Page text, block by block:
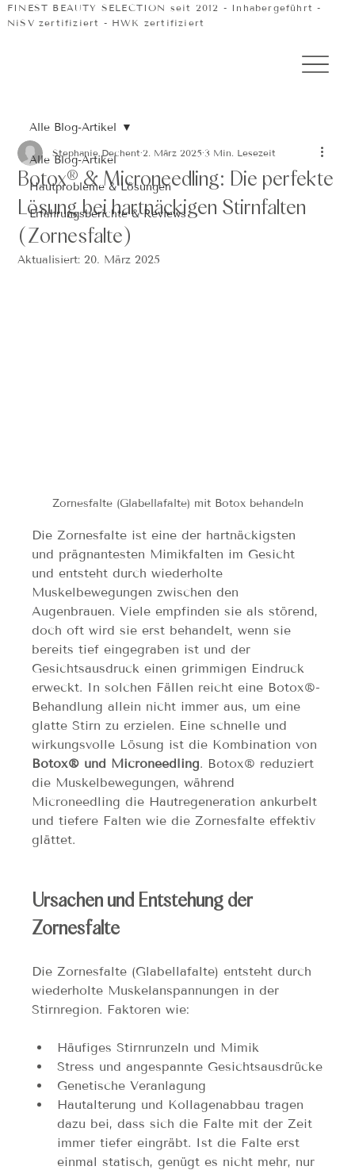
FINEST BEAUTY SELECTION seit 2012 - Inhabergeführt -
NiSV zertifiziert - HWK zertifiziert
Alle Blog-Artikel
Hautprobleme & Lösungen
Erfahrungsberichte & Reviews
Alle Blog-Artikel
Botox® & Microneedling: Die perfekte
Lösung bei hartnäckigen Stirnfalten
(Zornesfalte)
Stephanie Dechent 2. März 2025 3 Min. Lesezeit
Aktualisiert:20. März 2025
Zornesfalte (Glabellafalte) mit Botox behandeln
Die Zornesfalte ist eine der hartnäckigsten
und prägnantesten Mimikfalten im Gesicht
und entsteht durch wiederholte
Muskelbewegungen zwischen den
Augenbrauen. Viele empfinden sie als störend,
doch oft wird sie erst behandelt, wenn sie
bereits tief eingegraben ist und der
Gesichtsausdruck einen grimmigen Eindruck
erweckt. In solchen Fällen reicht eine Botox®-
Behandlung allein nicht immer aus, um eine
glatte Stirn zu erzielen. Eine schnelle und
wirkungsvolle Lösung ist die Kombination von
Botox® und Microneedling. Botox® reduziert
die Muskelbewegungen, während
Microneedling die Hautregeneration ankurbelt
und tiefere Falten wie die Zornesfalte effektiv
glättet.
Ursachen und Entstehung der
Zornesfalte
Die Zornesfalte (Glabellafalte) entsteht durch
wiederholte Muskelanspannungen in der
Stirnregion. Faktoren wie:
Häufiges Stirnrunzeln und Mimik
Stress und angespannte Gesichtsausdrücke
Genetische Veranlagung
Hautalterung und Kollagenabbau tragen
dazu bei, dass sich die Falte mit der Zeit
immer tiefer eingräbt. Ist die Falte erst
einmal statisch, genügt es nicht mehr, nur